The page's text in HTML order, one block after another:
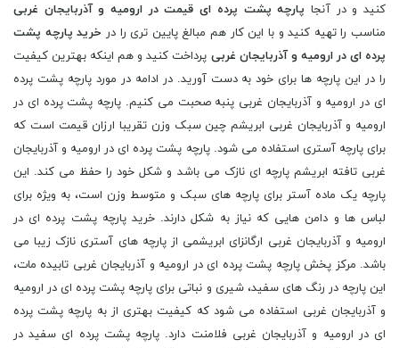
کنید و در آنجا پارچه پشت پرده ای قیمت در ارومیه و آذربایجان غربی
مناسب را تهیه کنید و با این کار هم مبالغ پایین تری را در خرید پارچه پشت
پرده ای در ارومیه و آذربایجان غربی پرداخت کنید و هم اینکه بهترین کیفیت
را در این پارچه ها برای خود به دست آورید. در ادامه در مورد پارچه پشت پرده
ای در ارومیه و آذربایجان غربی پنبه صحبت می کنیم. پارچه پشت پرده ای در
ارومیه و آذربایجان غربی ابریشم چین سبک وزن تقریبا ارزان قیمت است که
برای پارچه آستری استفاده می شود. پارچه پشت پرده ای در ارومیه و آذربایجان
غربی تافته ابریشم پارچه ای نازک می باشد و شکل خود را حفظ می کند. این
پارچه یک ماده آستر برای پارچه های سبک و متوسط وزن است، به ویژه برای
لباس ها و دامن هایی که نیاز به شکل دارند. خرید پارچه پشت پرده ای در
ارومیه و آذربایجان غربی ارگانزای ابریشمی از پارچه های آستری نازک زیبا می
باشد. مرکز پخش پارچه پشت پرده ای در ارومیه و آذربایجان غربی تابیده مات،
این پارچه در رنگ های سفید، شیری و نباتی برای پارچه پشت پرده ای در ارومیه
و آذربایجان غربی استفاده می شود که کیفیت بهتری از به پارچه پشت پرده
ای در ارومیه و آذربایجان غربی فلامنت دارد. پارچه پشت پرده ای سفید در